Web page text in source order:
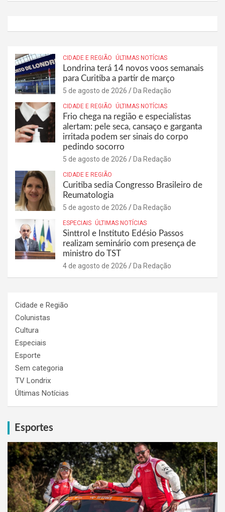
CIDADE E REGIÃO ÚLTIMAS NOTÍCIAS
Londrina terá 14 novos voos semanais
para Curitiba a partir de março
5 de agosto de 2026 Da Redação
CIDADE E REGIÃO ÚLTIMAS NOTÍCIAS
Frio chega na região e especialistas
alertam: pele seca, cansaço e garganta
irritada podem ser sinais do corpo
pedindo socorro
5 de agosto de 2026 Da Redação
CIDADE E REGIÃO
Curitiba sedia Congresso Brasileiro de
Reumatologia
5 de agosto de 2026 Da Redação
ESPECIAIS ÚLTIMAS NOTÍCIAS
Sinttrol e Instituto Edésio Passos
realizam seminário com presença de
ministro do TST
4 de agosto de 2026 Da Redação
Cidade e Região
Colunistas
Cultura
Especiais
Esporte
Sem categoria
TV Londrix
Últimas Notícias
Esportes